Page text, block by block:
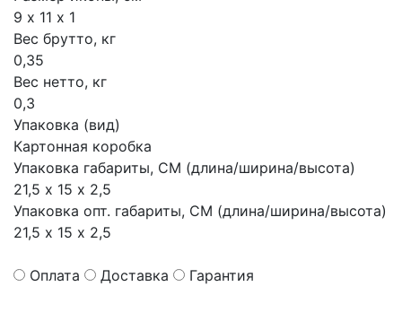
9 х 11 х 1
Вес брутто, кг
0,35
Вес нетто, кг
0,3
Упаковка (вид)
Картонная коробка
Упаковка габариты, СМ (длина/ширина/высота)
21,5 х 15 х 2,5
Упаковка опт. габариты, СМ (длина/ширина/высота)
21,5 х 15 х 2,5
Оплата Доставка Гарантия